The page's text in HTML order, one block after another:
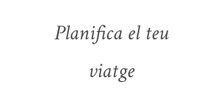
Planifica el teu
viatge